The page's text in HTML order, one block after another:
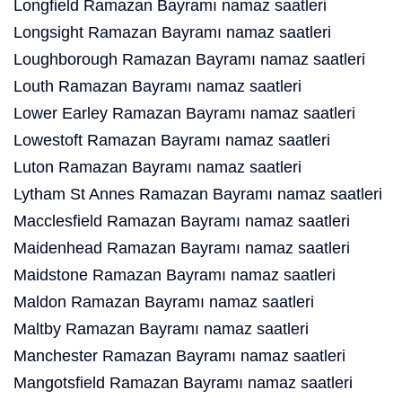
Longfield Ramazan Bayramı namaz saatleri
Longsight Ramazan Bayramı namaz saatleri
Loughborough Ramazan Bayramı namaz saatleri
Louth Ramazan Bayramı namaz saatleri
Lower Earley Ramazan Bayramı namaz saatleri
Lowestoft Ramazan Bayramı namaz saatleri
Luton Ramazan Bayramı namaz saatleri
Lytham St Annes Ramazan Bayramı namaz saatleri
Macclesfield Ramazan Bayramı namaz saatleri
Maidenhead Ramazan Bayramı namaz saatleri
Maidstone Ramazan Bayramı namaz saatleri
Maldon Ramazan Bayramı namaz saatleri
Maltby Ramazan Bayramı namaz saatleri
Manchester Ramazan Bayramı namaz saatleri
Mangotsfield Ramazan Bayramı namaz saatleri